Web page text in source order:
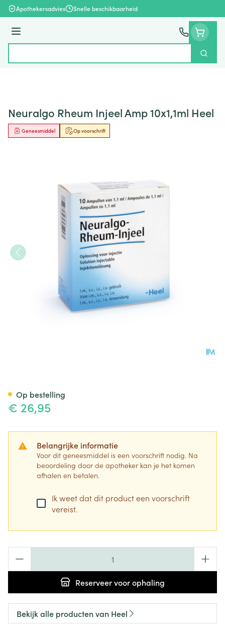
Ga naar de inhoud
Apothekersadvies Snelle beschikbaarheid
Menu
Zoek
Neuralgo Rheum Injeel Amp 10x1,1ml Heel
Op voorschrift
Geneesmiddel
€ 26,95
Belangrijke informatie
Voor dit geneesmiddel is een voorschrift nodig. Na
beoordeling door de apotheker kan je het komen
afhalen en betalen.
Ik weet dat dit product een voorschrift
vereist.
Reserveervoor ophaling
Op bestelling
Bekijk alle producten van Heel